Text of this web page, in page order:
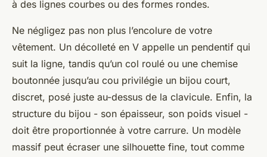
à des lignes courbes ou des formes rondes.
Ne négligez pas non plus l’encolure de votre
vêtement. Un décolleté en V appelle un pendentif qui
suit la ligne, tandis qu’un col roulé ou une chemise
boutonnée jusqu’au cou privilégie un bijou court,
discret, posé juste au-dessus de la clavicule. Enfin, la
structure du bijou - son épaisseur, son poids visuel -
doit être proportionnée à votre carrure. Un modèle
massif peut écraser une silhouette fine, tout comme